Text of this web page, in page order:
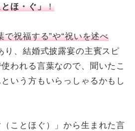
ほ・ぐ」！
で祝福する”や“祝いを述べ
り、結婚式披露宴の主賓スピ
われる言葉なので、聞いたこ
いう方もいらっしゃるかもし
（ことほぐ）」から生まれた言